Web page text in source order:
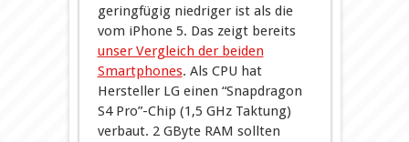
geringfügig niedriger ist als die
vom iPhone 5. Das zeigt bereits
unser Vergleich der beiden
Smartphones. Als CPU hat
Hersteller LG einen “Snapdragon
S4 Pro”-Chip (1,5 GHz Taktung)
verbaut. 2 GByte RAM sollten